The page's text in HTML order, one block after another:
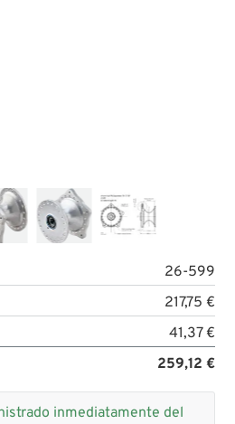
26-599
217,75 €
41,37 €
259,12 €
inmediatamente del